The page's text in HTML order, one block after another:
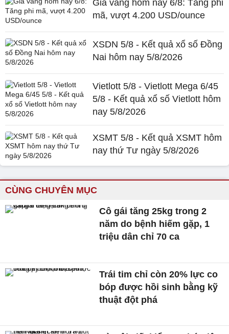
Giá vàng hôm nay 6/8: Tăng phi
mã, vượt 4.200 USD/ounce
XSDN 5/8 - Kết quả xổ số Đồng
Nai hôm nay 5/8/2026
Vietlott 5/8 - Vietlott Mega 6/45
5/8 - Kết quả xổ số Vietlott hôm
nay 5/8/2026
XSMT 5/8 - Kết quả XSMT hôm
nay thứ Tư ngày 5/8/2026
CÙNG CHUYÊN MỤC
Cô gái tăng 25kg trong 2
năm do bệnh hiếm gặp, 1
triệu dân chỉ 70 ca
Trái tim chỉ còn 20% lực co
bóp được hồi sinh bằng kỹ
thuật đột phá